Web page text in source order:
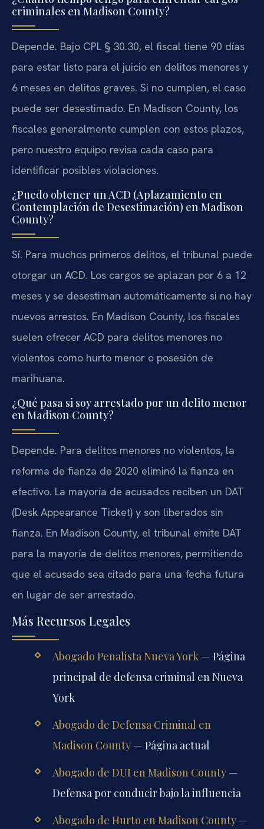
criminales en Madison County?
Depende. Bajo CPL § 30.30, el fiscal tiene 90 días
para estar listo para el juicio en delitos menores y
6 meses en delitos graves. Si no cumplen, el caso
puede ser desestimado. En Madison County, los
fiscales generalmente cumplen con estos plazos,
pero nuestro equipo revisa cada caso para
identificar posibles violaciones.
¿Puedo obtener un ACD (Aplazamiento en
Contemplación de Desestimación) en Madison
County?
Sí. Para muchos primeros delitos, el tribunal puede
otorgar un ACD. Los cargos se aplazan por 6 a 12
meses y se desestiman automáticamente si no hay
nuevos arrestos. En Madison County, los fiscales
suelen ofrecer ACD para delitos menores no
violentos como hurto menor o posesión de
marihuana.
¿Qué pasa si soy arrestado por un delito menor
en Madison County?
Depende. Para delitos menores no violentos, la
reforma de fianza de 2020 eliminó la fianza en
efectivo. La mayoría de acusados reciben un DAT
(Desk Appearance Ticket) y son liberados sin
fianza. En Madison County, el tribunal emite DAT
para la mayoría de delitos menores, permitiendo
que el acusado sea citado para una fecha futura
en lugar de ser arrestado.
Más Recursos Legales
Abogado Penalista Nueva York — Página
principal de defensa criminal en Nueva
York
Abogado de Defensa Criminal en
Madison County— Página actual
Abogado de DUI en Madison County—
Defensa por conducir bajo la influencia
Abogado de Hurto en Madison County—